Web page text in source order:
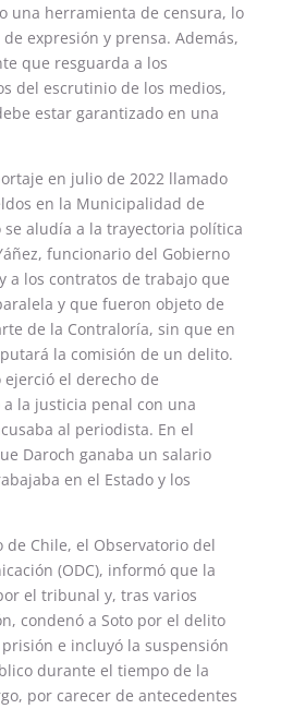
una herramienta de censura, lo
expresión y prensa. Además,
que resguarda a los
del escrutinio de los medios,
estar garantizado en una
en julio de 2022 llamado
en la Municipalidad de
se aludía a la trayectoria política
funcionario del Gobierno
a los contratos de trabajo que
y que fueron objeto de
de la Contraloría, sin que en
la comisión de un delito.
el derecho de
la justicia penal con una
al periodista. En el
Daroch ganaba un salario
en el Estado y los
de Chile, el Observatorio del
(ODC), informó que la
el tribunal y, tras varios
condenó a Soto por el delito
e incluyó la suspensión
durante el tiempo de la
por carecer de antecedentes